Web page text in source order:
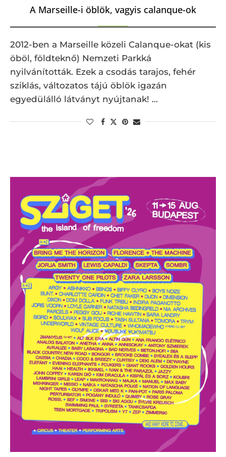
A Marseille-i öblök, vagyis calanque-ok
2012-ben a Marseille közeli Calanque-okat (kis
öböl, földteknő) Nemzeti Parkká
nyilvánították. Ezek a csodás tarajos, fehér
sziklás, változatos tájú öblök igazán
egyedülálló látványt nyújtanak! …